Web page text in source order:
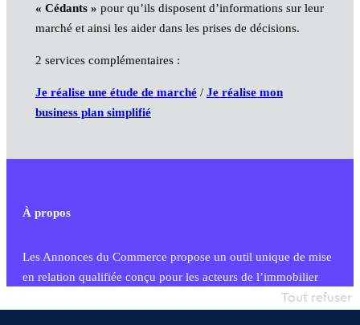
« Cédants » pour qu’ils disposent d’informations sur leur
marché et ainsi les aider dans les prises de décisions.
2 services complémentaires :
Je réalise une étude de marché/ Je réalise mon
business plan simplifié
À propos
Les Annonces du Commerce propose un outil unique de mise
en relation qualifiée conçu pour les acteurs de l’immobilier
commercial et les collectivités territoriales, simple et intégrant
Tout refuser